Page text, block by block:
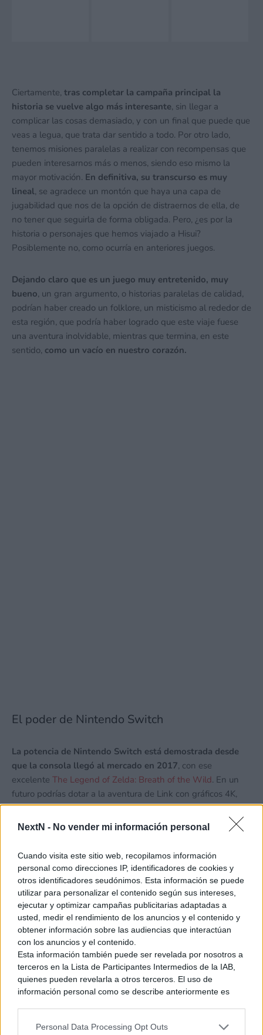
NextN - No vender mi información personal
Cuando visita este sitio web, recopilamos información
personal como direcciones IP, identificadores de cookies y
otros identificadores seudónimos. Esta información se puede
utilizar para personalizar el contenido según sus intereses,
ejecutar y optimizar campañas publicitarias adaptadas a
usted, medir el rendimiento de los anuncios y el contenido y
obtener información sobre las audiencias que interactúan
con los anuncios y el contenido.
Esta información también puede ser revelada por nosotros a
terceros en la Lista de Participantes Intermedios de la IAB,
quienes pueden revelarla a otros terceros. El uso de
información personal como se describe anteriormente es
generamos contenido relevante para nuestra audiencia.
Personal Data Processing Opt Outs
Ciertamente, tras completar la campaña principal la
historia se vuelve algo más interesante, sin llegar a
complicar las cosas demasiado, y con un final que puede que
veas a legua, que trata dar sentido a todo. Por otro lado,
tenemos misiones paralelas a realizar con recompensas que
pueden interesarnos más o menos, siendo eso mismo la
mayor motivación. En definitiva, su transcurso es muy
lineal, se agradece un montón que haya una capa de
jugabilidad que nos de la opción de distraernos de ella, de
no tener que seguirla de forma obligada. Pero, ¿es por la
historia o personajes que hemos viajado a Hisui?
Posiblemente no, como ocurría en anteriores juegos.
Dejando claro que es un juego muy entretenido, muy
bueno, un gran argumento, o historias paralelas de calidad,
podrían haber creado un folklore, un misticismo al rededor de
esta región, que podría haber logrado que este viaje fuese
una aventura inolvidable, mientras que termina, en este
sentido, como un vacío en nuestro corazón.
El poder de Nintendo Switch
La potencia de Nintendo Switch está demostrada desde
que la consola llegó al mercado en 2017, con ese
excelente The Legend of Zelda: Breath of the Wild. En un
futuro podrías dotar a la aventura de Link con gráficos 4K,
mayor carga poligonal, 120 FPS… ¿qué conseguirías? Pues
que fuese igual de genial que fue en su día, dado que la
flojeaba en ello), sino en su mundo, su jugabilidad, su
interacción, sus personajes, la vida que desprendía, sin
necesitad de ejecutarse en una máquina potente. La
diferencia entre esta joya de la historia de los videojuegos, y
Leyendas Pokémon: Arceus, está en casi 5 años de
diferencia entre un lanzamiento y otro… y los «recursos
infinitos» que tuvo a su disposición Breath of the Wild, título
retrasado varias veces y en el que colaboraron un centenar
de personas,incluido parte del personal de Monolith Soft.